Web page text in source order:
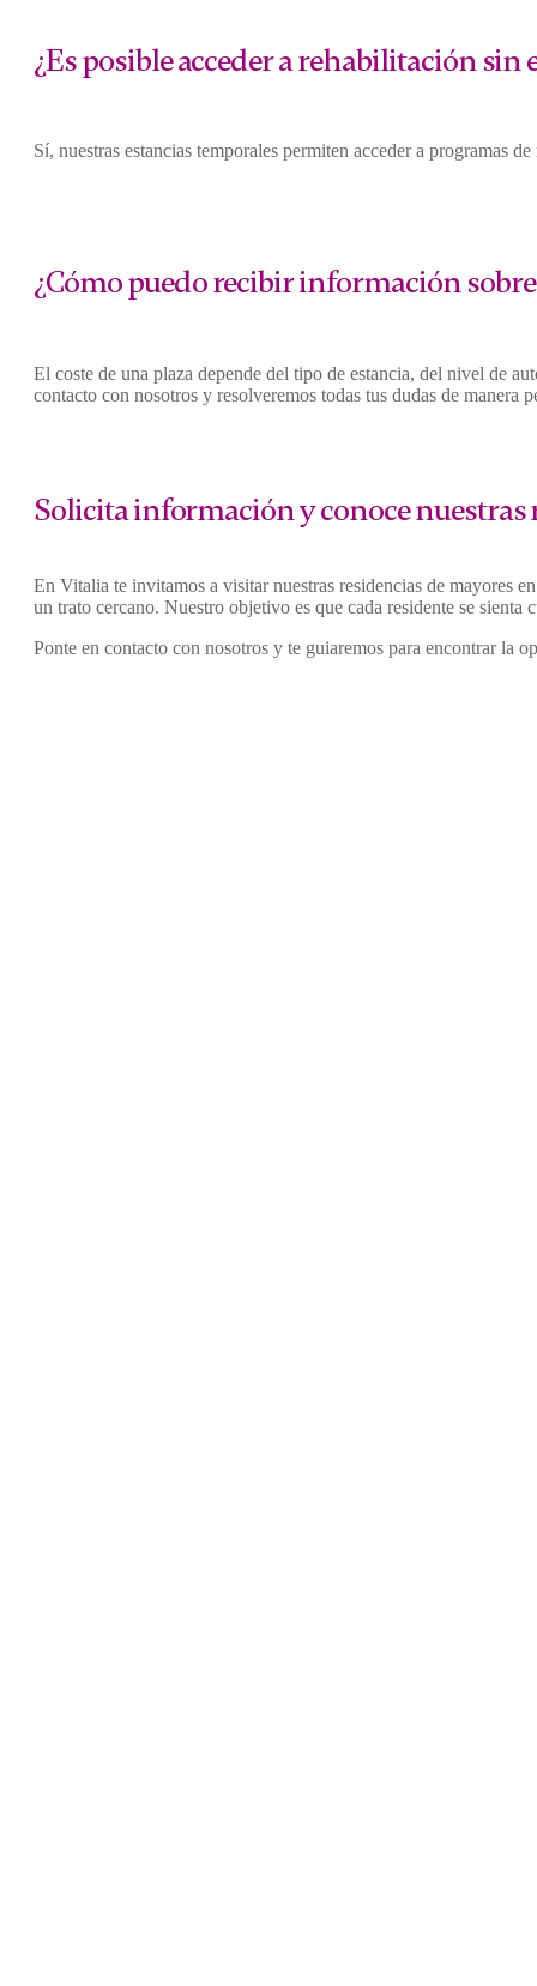
¿Es posible acceder a rehabilitación sin
Sí, nuestras estancias temporales permiten acceder a programas
¿Cómo puedo recibir información
El coste de una plaza depende del tipo de estancia, del nivel de
contacto con nosotros y resolveremos todas tus dudas de manera
Solicita información y conoce nuestras
En Vitalia te invitamos a visitar nuestras residencias de mayores
un trato cercano. Nuestro objetivo es que cada residente se
Ponte en contacto con nosotros y te guiaremos para encontrar la